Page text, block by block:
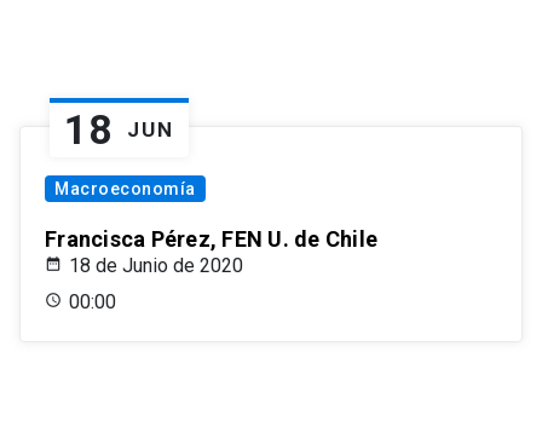
18 JUN
Macroeconomía
Francisca Pérez, FEN U. de Chile
18 de Junio de 2020
00:00